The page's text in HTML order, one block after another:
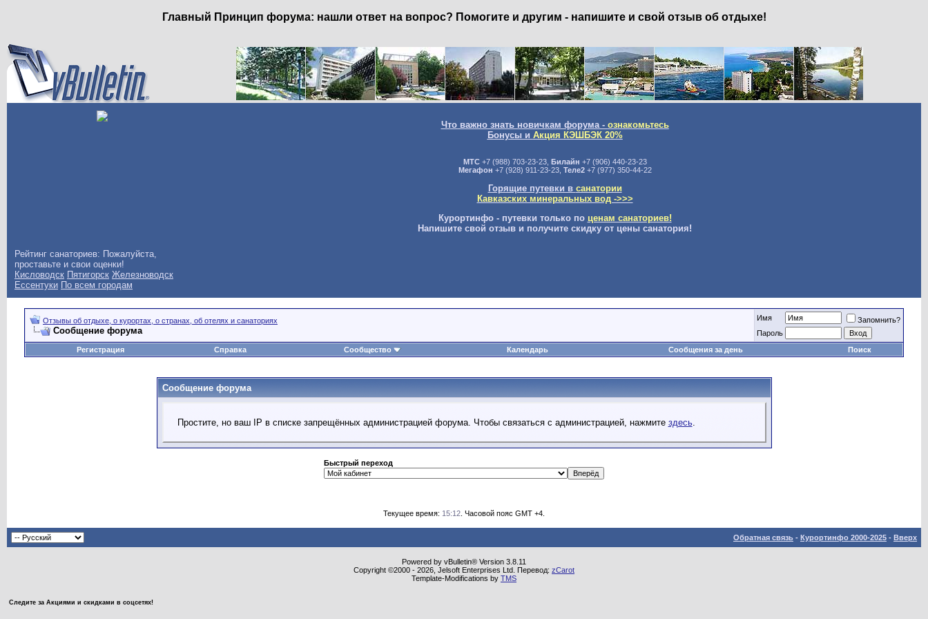
Главный Принцип форума: нашли ответ на вопрос? Помогите и другим - напишите и свой отзыв об отдыхе!
Что важно знать новичкам форума - ознакомьтесь
Бонусы и Акция КЭШБЭК 20%
МТС+7 (988) 703-23-23, Билайн +7 (906) 440-23-23
Мегафон +7 (928) 911-23-23, Теле2+7 (977) 350-44-22
Горящие путевки в санатории
Кавказских минеральных вод ->>>
Курортинфо - путевки только по ценам санаториев!
Напишите свой отзыв и получите скидку от цены санатория!
Рейтинг санаториев: Пожалуйста,
проставьте и свои оценки!
Кисловодск Пятигорск Железноводск
Ессентуки По всем городам
Отзывы об отдыхе, о курортах, о странах, об отелях и санаториях
Сообщение форума
Имя
Запомнить?
Пароль
Регистрация
Справка Сообщество Календарь Сообщения за день Поиск
Сообщение форума
Простите, но ваш IP в списке запрещённых администрацией форума. Чтобы связаться с администрацией, нажмите здесь.
Быстрый переход
Текущее время: 15:12 . Часовой пояс GMT +4.
Обратная связь - Курортинфо 2000-2025 - Вверх
Powered by vBulletin® Version 3.8.11
Copyright ©2000 - 2026, Jelsoft Enterprises Ltd. Перевод: zCarot
Template-Modifications by TMS
Следите за Акциями и скидками в соцсетях!